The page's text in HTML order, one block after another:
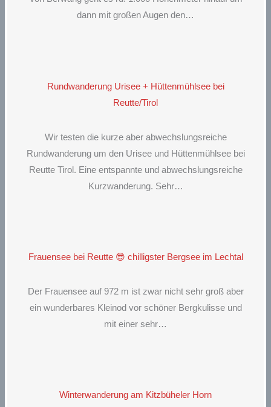
dann mit großen Augen den…
Rundwanderung Urisee + Hüttenmühlsee bei
Reutte/Tirol
Wir testen die kurze aber abwechslungsreiche
Rundwanderung um den Urisee und Hüttenmühlsee bei
Reutte Tirol. Eine entspannte und abwechslungsreiche
Kurzwanderung. Sehr…
Frauensee bei Reutte 😎 chilligster Bergsee im Lechtal
Der Frauensee auf 972 m ist zwar nicht sehr groß aber
ein wunderbares Kleinod vor schöner Bergkulisse und
mit einer sehr…
Winterwanderung am Kitzbüheler Horn